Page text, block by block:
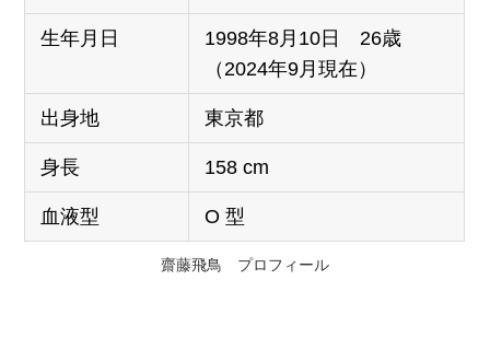
生年月日
1998年8月10日 26歳
（2024年9月現在）
出身地 東京都
身長 158 cm
血液型 O 型
齋藤飛鳥 プロフィール